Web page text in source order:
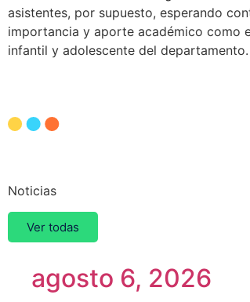
asistentes, por supuesto, esperando
importancia y aporte académico como
infantil y adolescente del departamento.
Noticias
Ver todas
agosto 6, 2026